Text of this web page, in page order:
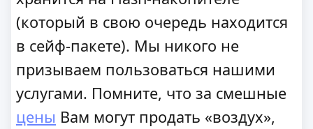
(который в свою очередь находится
в сейф-пакете). Мы никого не
призываем пользоваться нашими
услугами. Помните, что за смешные
цены Вам могут продать «воздух»,